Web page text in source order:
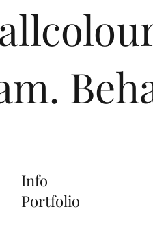
Info
Portfolio